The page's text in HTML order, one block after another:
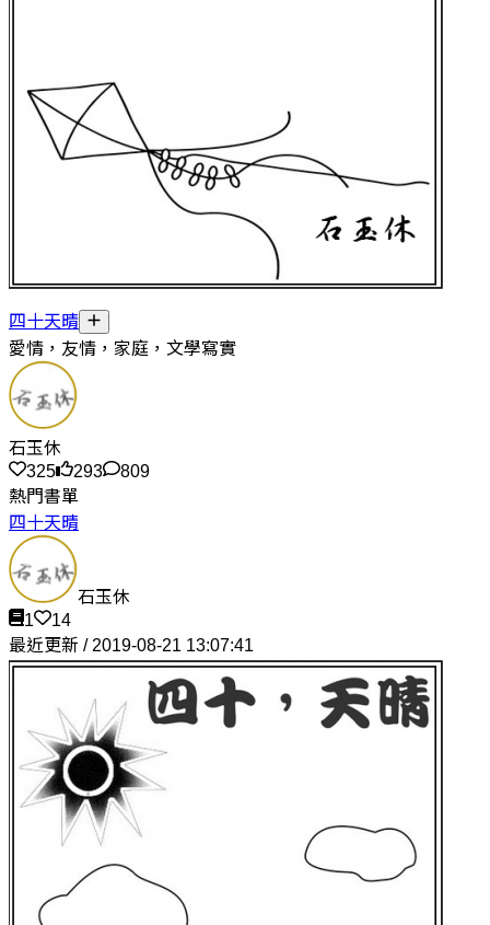
四十天晴
愛情，友情，家庭，文學寫實
石玉休
325
293
809
熱門書單
四十天晴
石玉休
1
14
最近更新 / 2019-08-21 13:07:41